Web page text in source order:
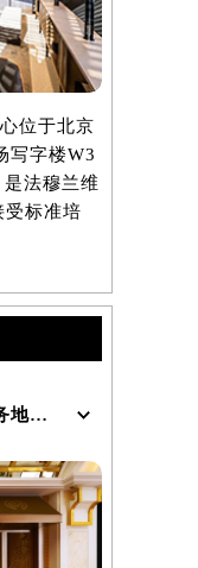
位于北京
写字楼W3
法穆兰维
受标准培
法穆兰手表售后维修服务地点在哪里呢？